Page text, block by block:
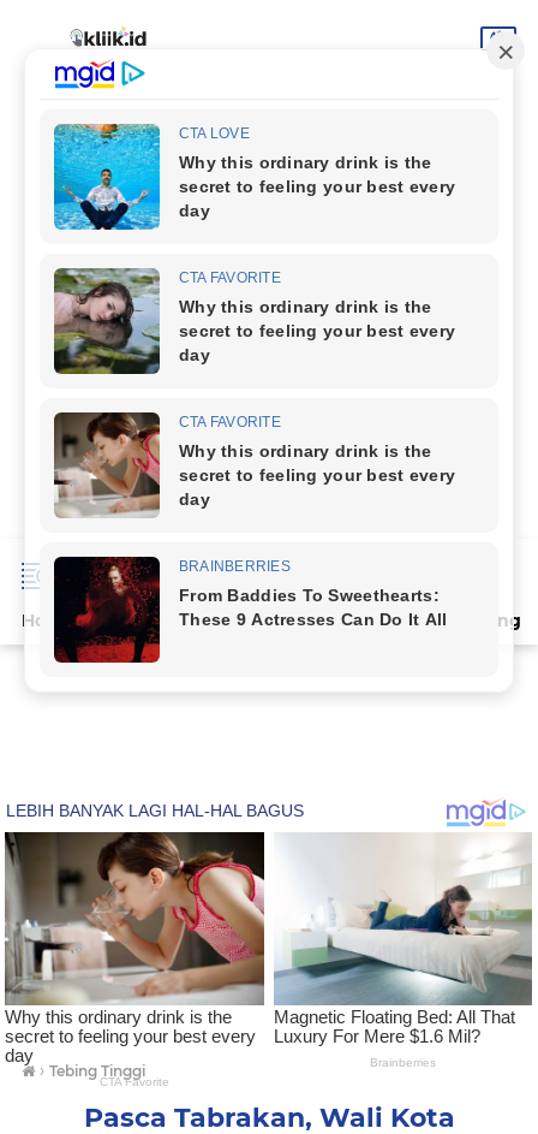
Home Terpopuler Indeks Artikel Deli Serdang
› Tebing Tinggi
Pasca Tabrakan, Wali Kota